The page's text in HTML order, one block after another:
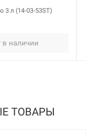
3 л (14-03-53B)
в наличии
ТОВАРЫ